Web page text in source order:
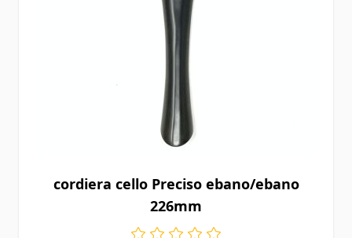
cordiera cello Preciso ebano/ebano
226mm